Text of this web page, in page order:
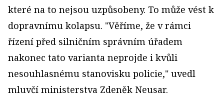
které na to nejsou uzpůsobeny. To může vést k
dopravnímu kolapsu. "Věříme, že v rámci
řízení před silničním správním úřadem
nakonec tato varianta neprojde i kvůli
nesouhlasnému stanovisku policie," uvedl
mluvčí ministerstva Zdeněk Neusar.